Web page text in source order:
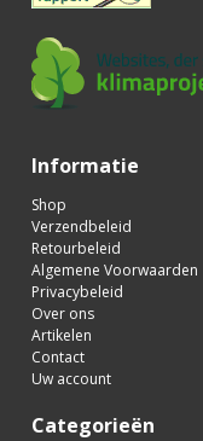
Informatie
Shop
Verzendbeleid
Retourbeleid
Algemene Voorwaarden
Privacybeleid
Over ons
Artikelen
Contact
Uw account
Categorieën